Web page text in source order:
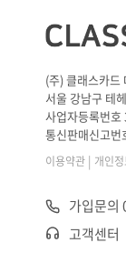
(주) 클래스카드
서울 강남구 테
사업자등록번
통신판매신고
이용약관 | 개인
가입문의
고객센터